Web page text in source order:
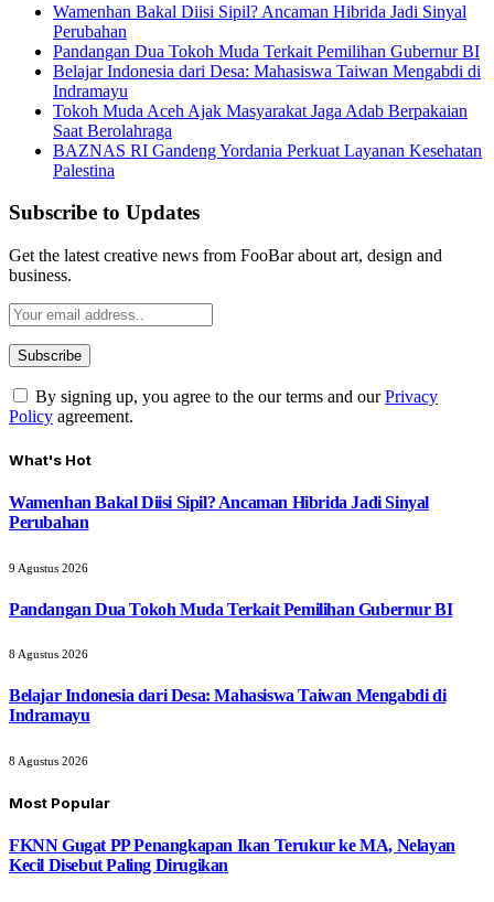
Wamenhan Bakal Diisi Sipil? Ancaman Hibrida Jadi Sinyal
Perubahan
Pandangan Dua Tokoh Muda Terkait Pemilihan Gubernur BI
Belajar Indonesia dari Desa: Mahasiswa Taiwan Mengabdi di
Indramayu
Tokoh Muda Aceh Ajak Masyarakat Jaga Adab Berpakaian
Saat Berolahraga
BAZNAS RI Gandeng Yordania Perkuat Layanan Kesehatan
Palestina
Subscribe to Updates
Get the latest creative news from FooBar about art, design and
business.
By signing up, you agree to the our terms and ourPrivacy
Policy agreement.
What's Hot
Wamenhan Bakal Diisi Sipil? Ancaman Hibrida Jadi Sinyal
Perubahan
9 Agustus 2026
Pandangan Dua Tokoh Muda Terkait Pemilihan Gubernur BI
8 Agustus 2026
Belajar Indonesia dari Desa: Mahasiswa Taiwan Mengabdi di
Indramayu
8 Agustus 2026
Most Popular
FKNN Gugat PP Penangkapan Ikan Terukur ke MA, Nelayan
Kecil Disebut Paling Dirugikan